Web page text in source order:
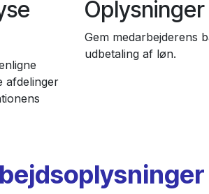
afdelinger
Gem medarbejderens
udbetaling af løn.